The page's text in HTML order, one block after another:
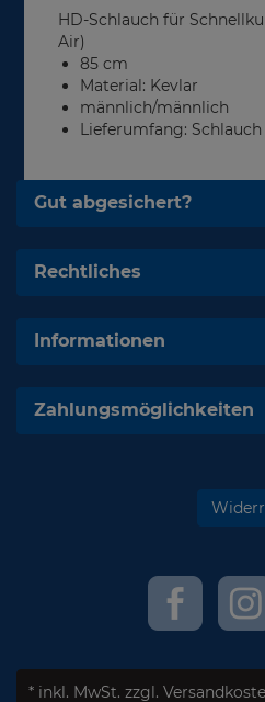
HD-Schlauch für
Air)
85 cm
Material: Kevlar
männlich/männlich
Lieferumfang:
Gut abgesichert?
Rechtliches
Informationen
Zahlungsmöglichkeiten
* inkl. MwSt. zzgl.